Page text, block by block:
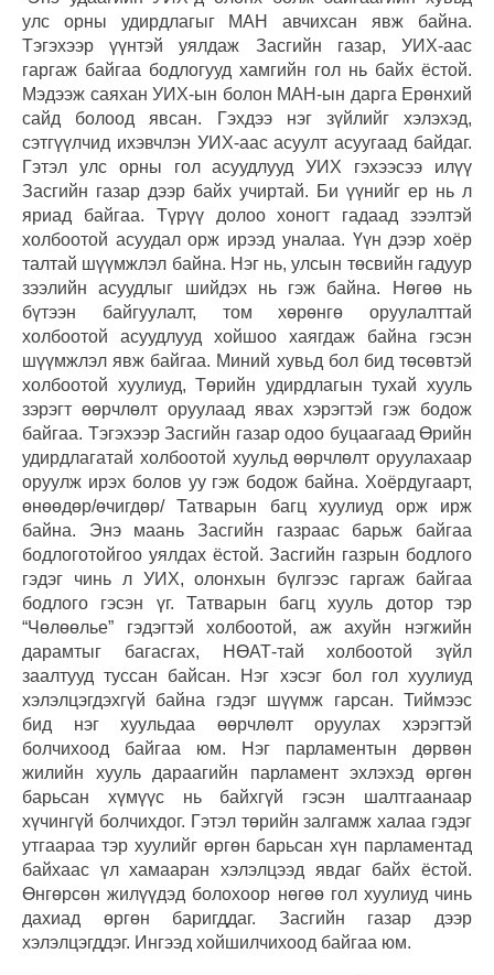
улс орны удирдлагыг МАН авчихсан явж байна.
Тэгэхээр үүнтэй уялдаж Засгийн газар, УИХ-аас
гаргаж байгаа бодлогууд хамгийн гол нь байх ёстой.
Мэдээж саяхан УИХ-ын болон МАН-ын дарга Ерөнхий
сайд болоод явсан. Гэхдээ нэг зүйлийг хэлэхэд,
сэтгүүлчид ихэвчлэн УИХ-аас асуулт асуугаад байдаг.
Гэтэл улс орны гол асуудлууд УИХ гэхээсээ илүү
Засгийн газар дээр байх учиртай. Би үүнийг ер нь л
яриад байгаа. Түрүү долоо хоногт гадаад зээлтэй
холбоотой асуудал орж ирээд уналаа. Үүн дээр хоёр
талтай шүүмжлэл байна. Нэг нь, улсын төсвийн гадуур
зээлийн асуудлыг шийдэх нь гэж байна. Нөгөө нь
бүтээн байгуулалт, том хөрөнгө оруулалттай
холбоотой асуудлууд хойшоо хаягдаж байна гэсэн
шүүмжлэл явж байгаа. Миний хувьд бол бид төсөвтэй
холбоотой хуулиуд, Төрийн удирдлагын тухай хууль
зэрэгт өөрчлөлт оруулаад явах хэрэгтэй гэж бодож
байгаа. Тэгэхээр Засгийн газар одоо буцаагаад Өрийн
удирдлагатай холбоотой хуульд өөрчлөлт оруулахаар
оруулж ирэх болов уу гэж бодож байна. Хоёрдугаарт,
өнөөдөр/өчигдөр/ Татварын багц хуулиуд орж ирж
байна. Энэ маань Засгийн газраас барьж байгаа
бодлоготойгоо уялдах ёстой. Засгийн газрын бодлого
гэдэг чинь л УИХ, олонхын бүлгээс гаргаж байгаа
бодлого гэсэн үг. Татварын багц хууль дотор тэр
“Чөлөөлье” гэдэгтэй холбоотой, аж ахуйн нэгжийн
дарамтыг багасгах, НӨАТ-тай холбоотой зүйл
заалтууд туссан байсан. Нэг хэсэг бол гол хуулиуд
хэлэлцэгдэхгүй байна гэдэг шүүмж гарсан. Тиймээс
бид нэг хуульдаа өөрчлөлт оруулах хэрэгтэй
болчихоод байгаа юм. Нэг парламентын дөрвөн
жилийн хууль дараагийн парламент эхлэхэд өргөн
барьсан хүмүүс нь байхгүй гэсэн шалтгаанаар
хүчингүй болчихдог. Гэтэл төрийн залгамж халаа гэдэг
утгаараа тэр хуулийг өргөн барьсан хүн парламентад
байхаас үл хамааран хэлэлцээд явдаг байх ёстой.
Өнгөрсөн жилүүдэд болохоор нөгөө гол хуулиуд чинь
дахиад өргөн баригддаг. Засгийн газар дээр
хэлэлцэгддэг. Ингээд хойшилчихоод байгаа юм.